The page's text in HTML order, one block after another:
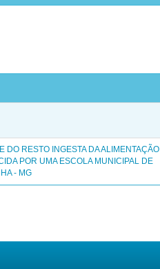
DO RESTO INGESTA DA ALIMENTAÇÃO
POR UMA ESCOLA MUNICIPAL DE
- MG